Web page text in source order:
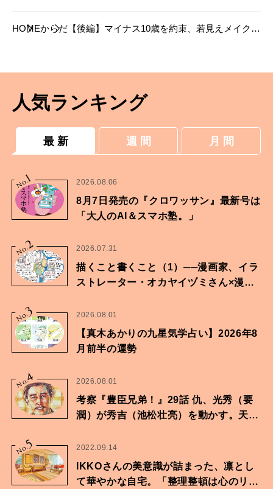
HOMEからだ 【後編】マイナス10歳を約束、若見えメイク＆
人気ランキング
最 新 週 間 月 間
No.
1 2026.08.06
8月7日発売の『クロワッサン』最新号は
「大人のAI＆スマホ塾。」
No.2 2026.07.31
描くこと書くこと（1）──漫画家、イラ
ストレーター・オカヤイヅミさん×漫画
No.
3 2026.08.01
【真木あかりの九星気学占い】2026年8
月前半の運勢
No.
4 2026.08.01
考察『豊臣兄弟！』29話 仇、光秀（要
潤）が秀吉（池松壮亮）を動かす。天下
No.
5 2022.09.14
IKKOさんの美意識が詰まった、凛とし
て華やかな自宅。「整理整頓は心のリズ